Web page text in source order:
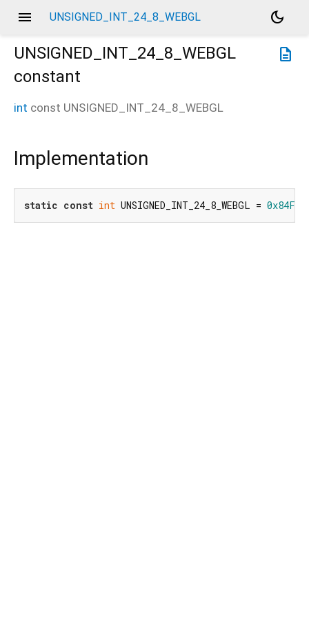
menu UNSIGNED_INT_24_8_WEBGL
dark_mode
description
UNSIGNED_INT_24_8_WEBGL
constant
int const UNSIGNED_INT_24_8_WEBGL
Implementation
static const int UNSIGNED_INT_24_8_WEBGL = 0x84FA